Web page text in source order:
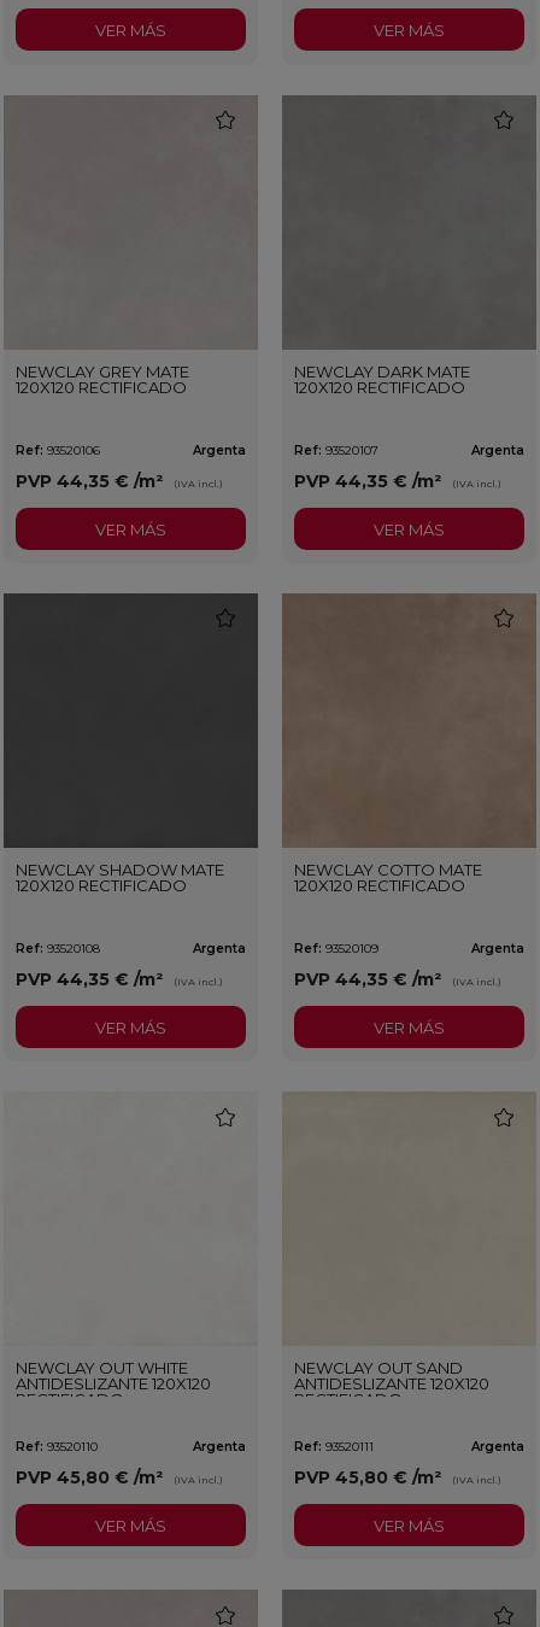
VER MÁS VER MÁS
NEWCLAY GREY MATE
120X120 RECTIFICADO
Ref: 93520106 Argenta
PVP 44,35 € /m² (IVA incl.)
VER MÁS
NEWCLAY DARK MATE
120X120 RECTIFICADO
Ref: 93520107 Argenta
PVP 44,35 € /m² (IVA incl.)
VER MÁS
NEWCLAY SHADOW MATE
120X120 RECTIFICADO
Ref: 93520108 Argenta
PVP 44,35 € /m² (IVA incl.)
VER MÁS
NEWCLAY COTTO MATE
120X120 RECTIFICADO
Ref: 93520109 Argenta
PVP 44,35 € /m² (IVA incl.)
VER MÁS
NEWCLAY OUT WHITE
ANTIDESLIZANTE 120X120
RECTIFICADO
Ref: 93520110 Argenta
PVP 45,80 € /m² (IVA incl.)
VER MÁS
NEWCLAY OUT SAND
ANTIDESLIZANTE 120X120
RECTIFICADO
Ref: 93520111 Argenta
PVP 45,80 € /m² (IVA incl.)
VER MÁS